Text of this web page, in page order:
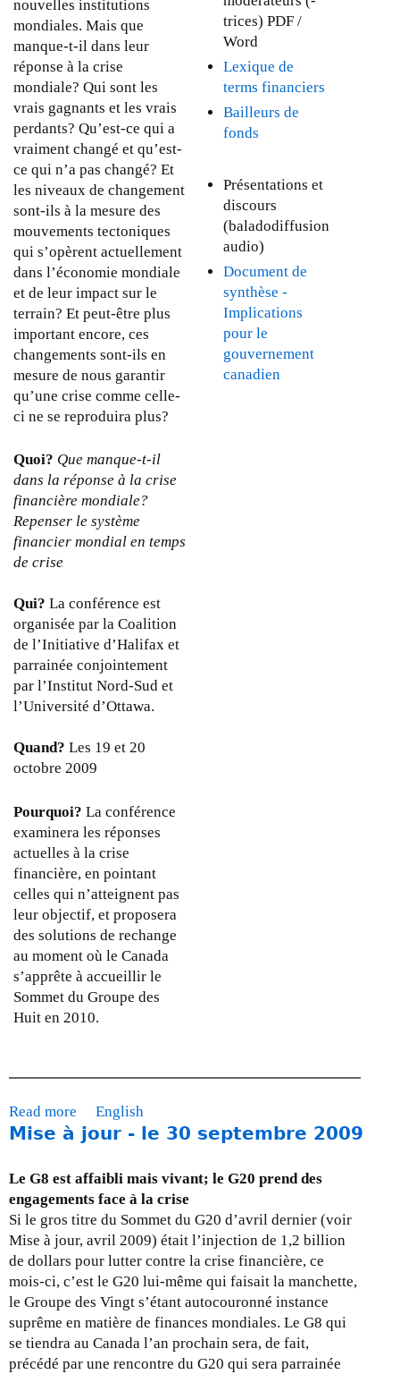
e
m
o
n
d
i
a
l
e
?
J
a
n
v
i
e
r
2
0
1
0
r
e
2
0
0
9
nouvelles institutions
mondiales. Mais que
manque-t-il dans leur
réponse à la crise
mondiale? Qui sont les
vrais gagnants et les vrais
perdants? Qu’est-ce qui a
vraiment changé et qu’est-
ce qui n’a pas changé? Et
les niveaux de changement
sont-ils à la mesure des
mouvements tectoniques
qui s’opèrent actuellement
dans l’économie mondiale
et de leur impact sur le
terrain? Et peut-être plus
important encore, ces
changements sont-ils en
mesure de nous garantir
qu’une crise comme celle-
ci ne se reproduira plus?
Quoi? Que manque-t-il
dans la réponse à la crise
financière mondiale?
Repenser le système
financier mondial en temps
de crise
Qui? La conférence est
organisée par la Coalition
de l’Initiative d’Halifax et
parrainée conjointement
par l’Institut Nord-Sud et
l’Université d’Ottawa.
Quand? Les 19 et 20
octobre 2009
Pourquoi? La conférence
examinera les réponses
actuelles à la crise
financière, en pointant
celles qui n’atteignent pas
leur objectif, et proposera
des solutions de rechange
au moment où le Canada
s’apprête à accueillir le
Sommet du Groupe des
Huit en 2010.
i
s
e
e
r
a
l
)
i
e
e
a
)
trices) PDF /
Word
Lexique de
terms financiers
Bailleurs de
fonds
Présentations et
discours
(baladodiffusion
audio)
Document de
synthèse -
Implications
pour le
gouvernement
canadien
Read more
b
u
t
C
o
n
f
é
r
e
n
English
Mise à jour - le 30 septembre 2009
Le G8 est affaibli mais vivant; le G20 prend des
engagements face à la crise
Si le gros titre du Sommet du G20 d’avril dernier (voir
Mise à jour, avril 2009) était l’injection de 1,2 billion
de dollars pour lutter contre la crise financière, ce
mois-ci, c’est le G20 lui-même qui faisait la manchette,
le Groupe des Vingt s’étant autocouronné instance
suprême en matière de finances mondiales. Le G8 qui
se tiendra au Canada l’an prochain sera, de fait,
précédé par une rencontre du G20 qui sera parrainée